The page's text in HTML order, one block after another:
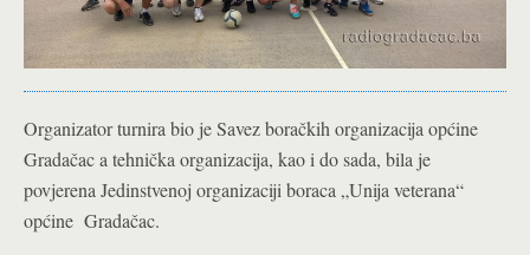
Organizator turnira bio je Savez boračkih organizacija općine
Gradačac a tehnička organizacija, kao i do sada, bila je
povjerena Jedinstvenoj organizaciji boraca „Unija veterana“
općine Gradačac.